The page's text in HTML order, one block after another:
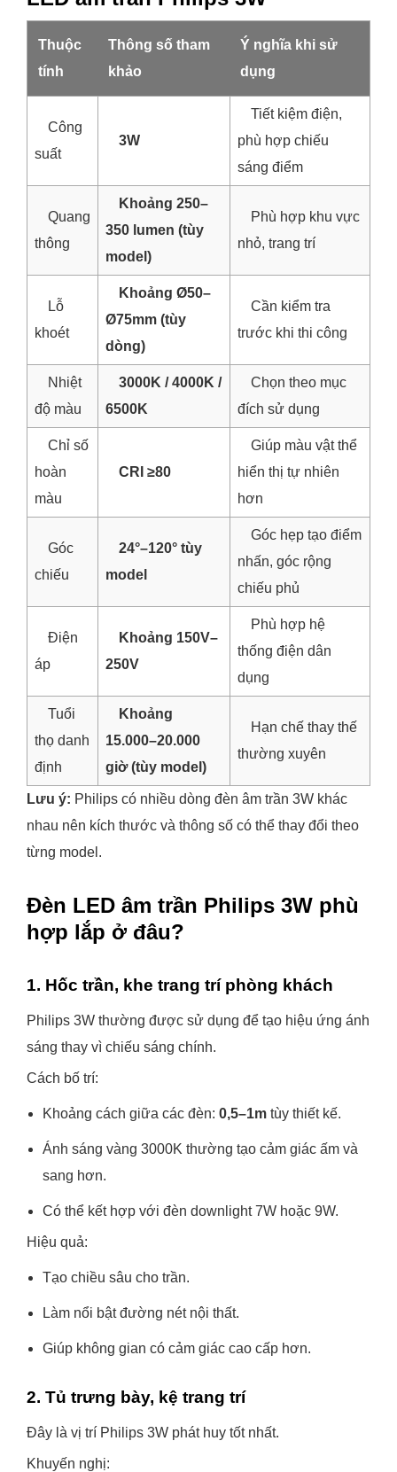
Thuộc
tính
Thông số tham
khảo
Ý nghĩa khi sử
dụng
Công
suất
3W
Tiết kiệm điện,
phù hợp chiếu
sáng điểm
Quang
thông
Khoảng 250–
350 lumen (tùy
model)
Phù hợp khu vực
nhỏ, trang trí
Lỗ
khoét
Khoảng Ø50–
Ø75mm (tùy
dòng)
Cần kiểm tra
trước khi thi công
Nhiệt
độ màu
3000K / 4000K /
6500K
Chọn theo mục
đích sử dụng
Chỉ số
hoàn
màu
CRI ≥80
Giúp màu vật thể
hiển thị tự nhiên
hơn
Góc
chiếu
24°–120° tùy
model
Góc hẹp tạo điểm
nhấn, góc rộng
chiếu phủ
Điện
áp
Khoảng 150V–
250V
Phù hợp hệ
thống điện dân
dụng
Tuổi
thọ danh
định
Khoảng
15.000–20.000
giờ (tùy model)
Hạn chế thay thế
thường xuyên
Lưu ý: Philips có nhiều dòng đèn âm trần 3W khác
nhau nên kích thước và thông số có thể thay đổi theo
từng model.
Đèn LED âm trần Philips 3W phù
hợp lắp ở đâu?
1. Hốc trần, khe trang trí phòng khách
Philips 3W thường được sử dụng để tạo hiệu ứng ánh
sáng thay vì chiếu sáng chính.
Cách bố trí:
Khoảng cách giữa các đèn: 0,5–1m tùy thiết kế.
Ánh sáng vàng 3000K thường tạo cảm giác ấm và
sang hơn.
Có thể kết hợp với đèn downlight 7W hoặc 9W.
Hiệu quả:
Tạo chiều sâu cho trần.
Làm nổi bật đường nét nội thất.
Giúp không gian có cảm giác cao cấp hơn.
2. Tủ trưng bày, kệ trang trí
Đây là vị trí Philips 3W phát huy tốt nhất.
Khuyến nghị: